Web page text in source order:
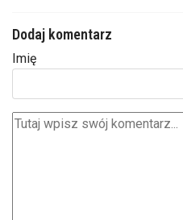
Dodaj komentarz
Imię